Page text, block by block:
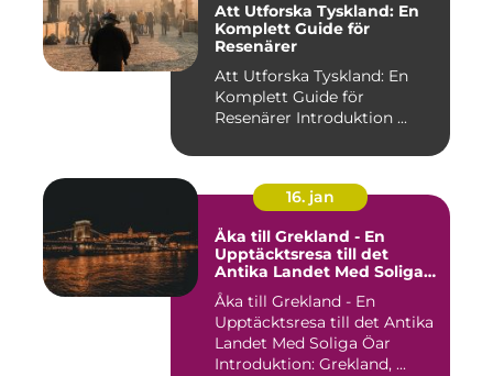
Att Utforska Tyskland: En
Komplett Guide för
Resenärer
Att Utforska Tyskland: En
Komplett Guide för
Resenärer Introduktion ...
16. jan
Åka till Grekland - En
Upptäcktsresa till det
Antika Landet Med Soliga
Öar
Åka till Grekland - En
Upptäcktsresa till det Antika
Landet Med Soliga Öar
Introduktion: Grekland, ...